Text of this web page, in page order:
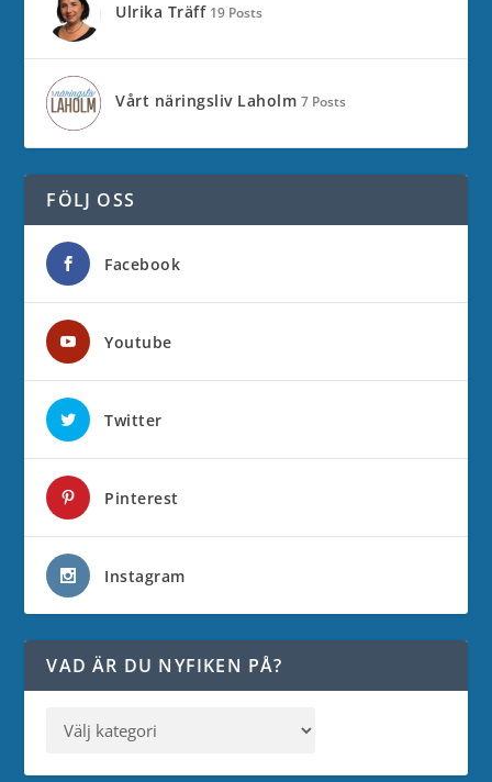
Ulrika Träff 19 Posts
Vårt näringsliv Laholm 7 Posts
FÖLJ OSS
Facebook
Youtube
Twitter
Pinterest
Instagram
VAD ÄR DU NYFIKEN PÅ?